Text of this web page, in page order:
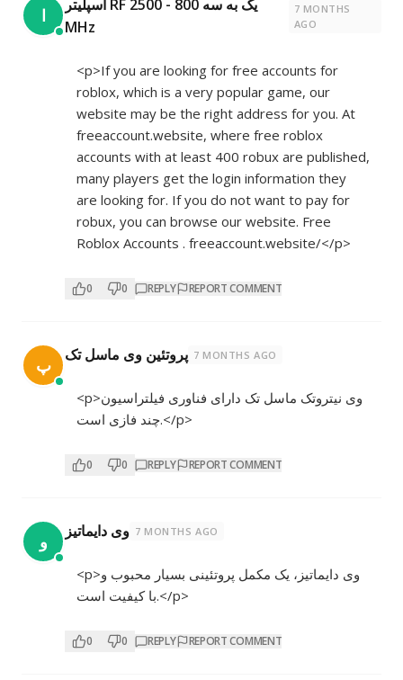
ا
اسپلیتر RF یک به سه 800 - 2500
MHz
7 MONTHS
AGO
<p>If you are looking for free accounts for
roblox, which is a very popular game, our
website may be the right address for you. At
freeaccount.website, where free roblox
accounts with at least 400 robux are published,
many players get the login information they
are looking for. If you do not want to pay for
robux, you can browse our website. Free
Roblox Accounts . freeaccount.website/</p>
0 0 REPLY REPORT COMMENT
پ پروتئین وی ماسل تک 7 MONTHS AGO
<p>وی نیتروتک ماسل تک دارای فناوری فیلتراسیون
چند فازی است.</p>
0 0 REPLY REPORT COMMENT
و وی دایماتیز 7 MONTHS AGO
<p>وی دایماتیز، یک مکمل پروتئینی بسیار محبوب و
با کیفیت است.</p>
0 0 REPLY REPORT COMMENT